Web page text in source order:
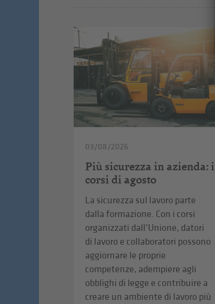
03/08/2026
Più sicurezza in azienda: i
corsi di agosto
La sicurezza sul lavoro parte
dalla formazione. Con i corsi
organizzati dall’Unione, datori
di lavoro e collaboratori possono
aggiornare le proprie
competenze, adempiere agli
obblighi di legge e contribuire a
creare un ambiente di lavoro più